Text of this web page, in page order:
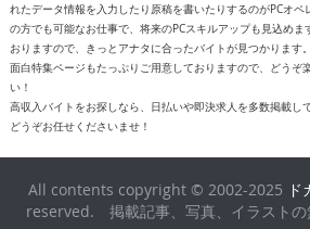
れたデータ情報を入力したり原稿を書いたりするのがPCオ
の方でも可能なお仕事で、将来のPCスキルアップも見込め
おりますので、きっとアナタに合ったバイトが見つかります。
面白特集ページもたっぷりご用意しておりますので、どうぞ
い！
高収入バイトをお探しなら、日払いや即決求人を多数掲載し
どうぞお任せくださいませ！
All contents copyright © 2002-2025
reserved. 掲載記事、写真、イラストの